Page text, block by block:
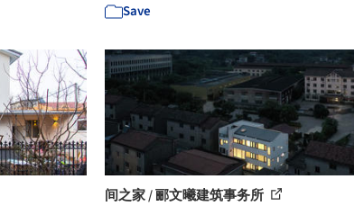
Save
间之家 / 郦文曦建筑事务所